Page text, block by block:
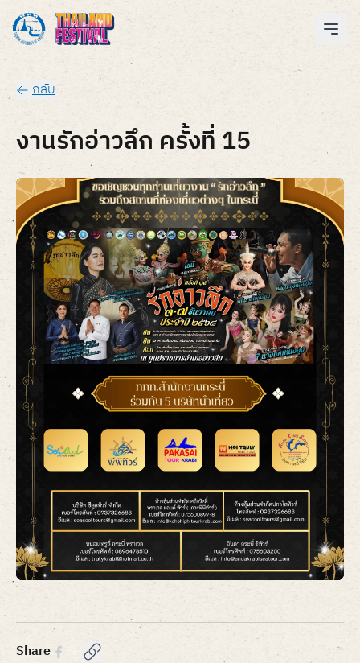
กลับ
งานรักอ่าวลึก ครั้งที่ 15
Item
of
1
Share